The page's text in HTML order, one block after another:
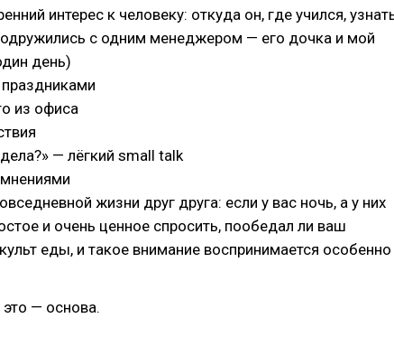
интерес к человеку: откуда он, где учился,
с одним менеджером — его дочка и мой
день)
из офиса
— лёгкий small talk
жизни друг друга: если у вас ночь, а у них
и очень ценное спросить, пообедал ли ваш
еды, и такое внимание воспринимается особенно
— основа.